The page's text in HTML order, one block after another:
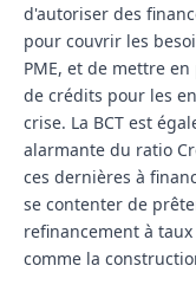
d'autoriser des
pour couvrir les
PME, et de mettre
de crédits pour les
crise. La BCT est
alarmante du ratio
ces dernières à
se contenter de
refinancement à
comme la